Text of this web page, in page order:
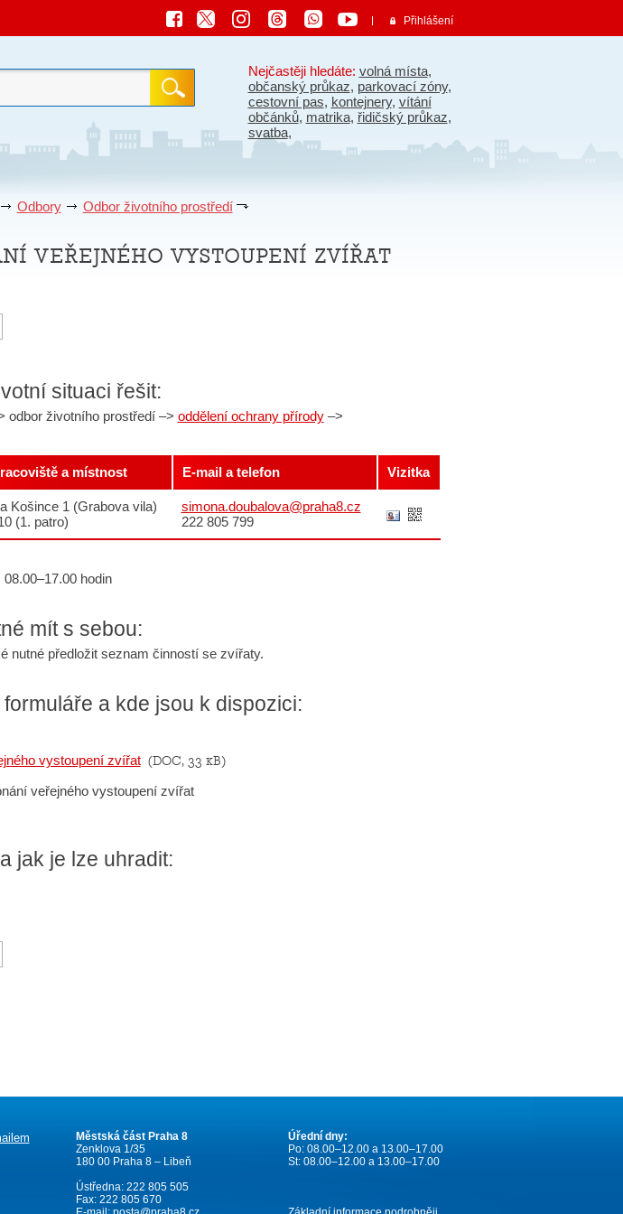
Přihlášení
Nejčastěji hledáte: volná místa,
občanský průkaz, parkovací zóny,
cestovní pas, kontejnery, vítání
občánků, matrika, řidičský průkaz,
svatba,
Odbory Odbor životního prostředí
veřejného vystoupení zvířat
situaci řešit:
odbor životního prostředí –> oddělení ochrany přírody–>
a místnost E-mail a telefon Vizitka
Košince 1 (Grabova vila)
(1. patro)
simona.doubalova@praha8.cz
222 805 799
08.00–17.00 hodin
mít s sebou:
nutné předložit seznam činností se zvířaty.
a kde jsou k dispozici:
vystoupení zvířat(DOC, 33 kB)
veřejného vystoupení zvířat
jak je lze uhradit:
Městská část Praha 8
Zenklova 1/35
180 00 Praha 8 – Libeň
Ústředna: 222 805 505
Fax: 222 805 670
Úřední dny:
Po: 08.00–12.00 a 13.00–17.00
St: 08.00–12.00 a 13.00–17.00